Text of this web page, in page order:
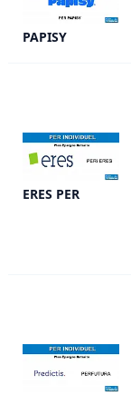
PAPISY
ERES PER